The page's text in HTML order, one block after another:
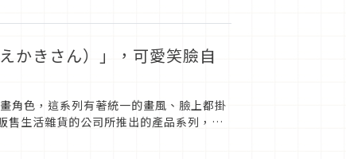
かきさん）」，可愛笑臉自
角色，這系列有著統一的畫風、臉上都掛
生活雜貨的公司所推出的產品系列，其
讓我們一起來認識...